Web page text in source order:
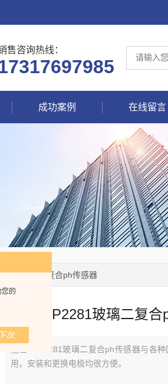
您的
售咨询热线：
成功案例 在线留言
玻璃二复合ph传感器
能世​ASP2281玻璃二复
能世​ASP2281玻璃二复合ph传感器与各
用，安装和更换电极均很方便。